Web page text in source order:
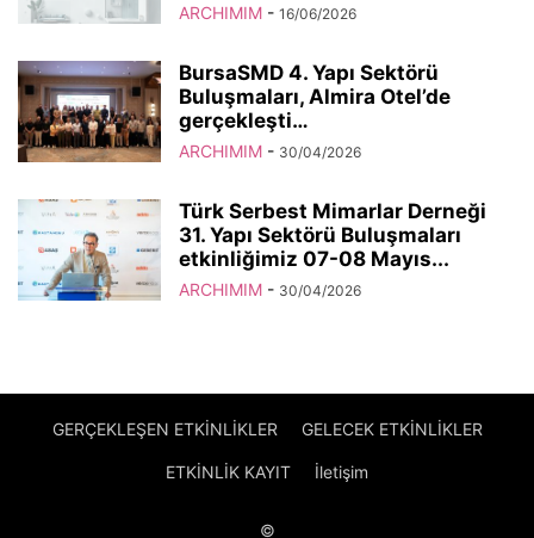
ARCHIMIM - 16/06/2026
BursaSMD 4. Yapı Sektörü
Buluşmaları, Almira Otel’de
gerçekleşti…
ARCHIMIM - 30/04/2026
Türk Serbest Mimarlar Derneği
31. Yapı Sektörü Buluşmaları
etkinliğimiz 07-08 Mayıs...
ARCHIMIM - 30/04/2026
GERÇEKLEŞEN ETKİNLİKLER GELECEK ETKİNLİKLER
ETKİNLİK KAYIT İletişim
©